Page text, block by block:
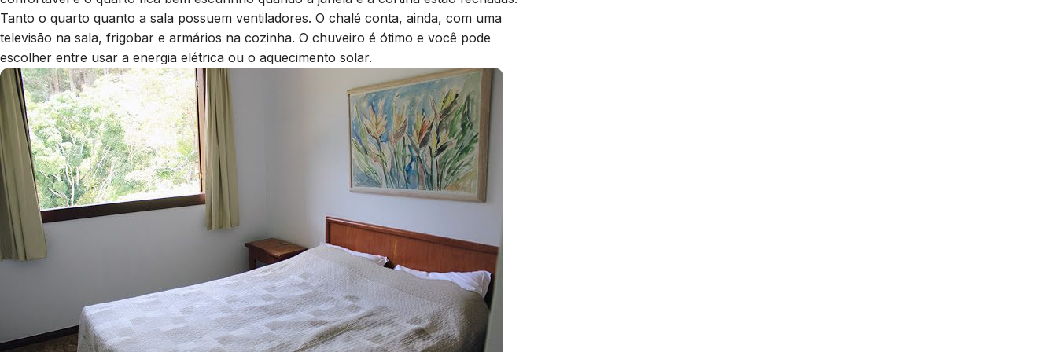
Tanto o quarto quanto a sala possuem ventiladores. O chalé conta, ainda, com uma
televisão na sala, frigobar e armários na cozinha. O chuveiro é ótimo e você pode
escolher entre usar a energia elétrica ou o aquecimento solar.